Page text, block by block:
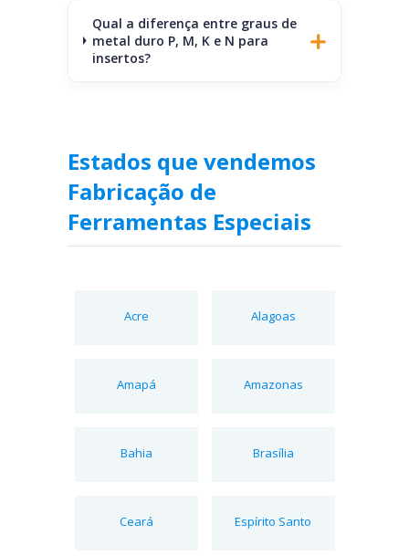
Qual a diferença entre graus de
metal duro P, M, K e N para
insertos?
Estados que vendemos
Fabricação de
Ferramentas Especiais
Acre Alagoas
Amapá Amazonas
Bahia Brasília
Ceará Espírito Santo